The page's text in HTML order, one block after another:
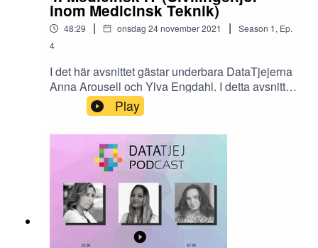
inom Medicinsk Teknik)
48:29 | onsdag 24 november 2021 | Season 1, Ep.
4
I det här avsnittet gästar underbara DataTjejerna
Anna Arousell och Ylva Engdahl. I detta avsnittet
är även vår host Gabriella Norman lite partisk
eftersom hon jobbar med just medicinsk IT. Det
pratas om allt från att vilja ha en bred utbildning
till medicinsk AI och tipsas om att engagera sig i
studentlivet.
Play